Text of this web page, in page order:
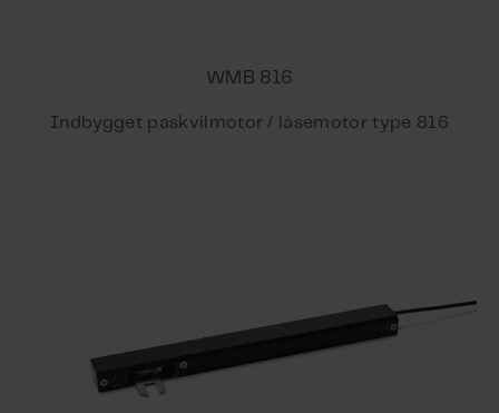
WMB 816
Indbygget paskvilmotor / låsemotor type 816